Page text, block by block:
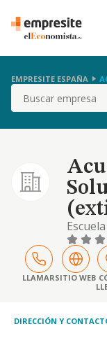
EMPRESITE ESPAÑA
Buscar
LLAMARSITIO WEB
DIRECCIÓN Y